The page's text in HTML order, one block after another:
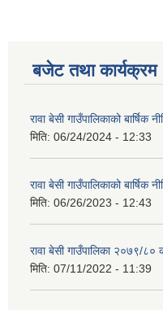
बजेट तथा कार्यक्रम
रावा बेसी गाउँपालिकाको
मिति: 06/24/2024 - 12:33
रावा बेसी गाउँपालिकाको
मिति: 06/26/2023 - 12:43
रावा बेसी गाउँपालिका २०७९/
मिति: 07/11/2022 - 11:39